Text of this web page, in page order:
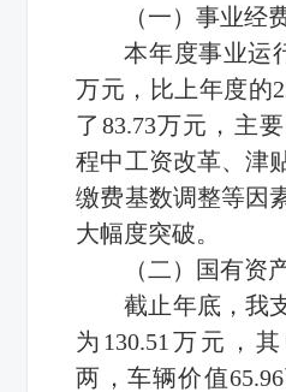
（一）事业经
本年度事业运
万元，比上年度的
了83.73万元，主
程中工资改革、津
缴费基数调整等因
大幅度突破。
（二）国有资
截止年底，我
为130.51万元，
两，车辆价值